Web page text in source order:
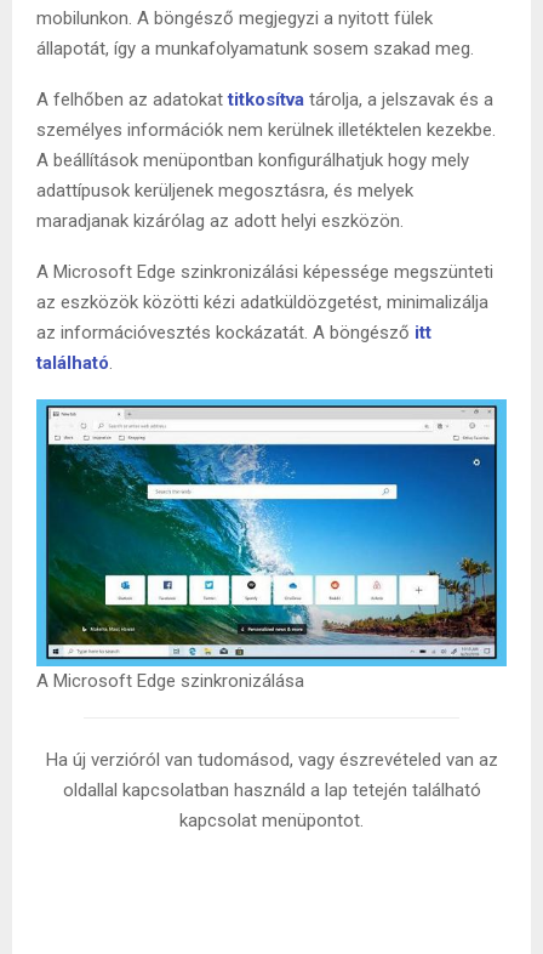
mobilunkon. A böngésző megjegyzi a nyitott fülek
állapotát, így a munkafolyamatunk sosem szakad meg.
A felhőben az adatokattitkosítva tárolja, a jelszavak és a
személyes információk nem kerülnek illetéktelen kezekbe.
A beállítások menüpontban konfigurálhatjuk hogy mely
adattípusok kerüljenek megosztásra, és melyek
maradjanak kizárólag az adott helyi eszközön.
A Microsoft Edge szinkronizálási képessége megszünteti
az eszközök közötti kézi adatküldözgetést, minimalizálja
az információvesztés kockázatát. A böngésző itt
található
A Microsoft Edge szinkronizálása
Ha új verzióról van tudomásod, vagy észrevételed van az
oldallal kapcsolatban használd a lap tetején található
kapcsolat menüpontot.